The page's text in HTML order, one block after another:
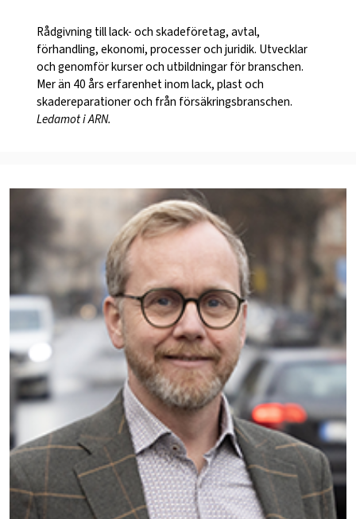
Rådgivning till lack- och skadeföretag, avtal,
förhandling, ekonomi, processer och juridik. Utvecklar
och genomför kurser och utbildningar för branschen.
Mer än 40 års erfarenhet inom lack, plast och
skadereparationer och från försäkringsbranschen.
Ledamot i ARN.